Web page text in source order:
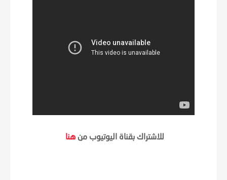
للاشتراك بقناة اليوتيوب منهنا